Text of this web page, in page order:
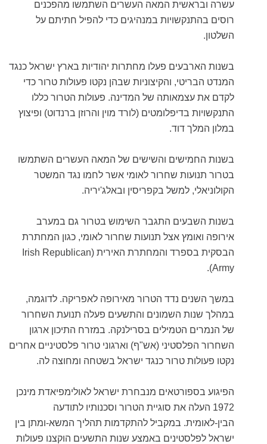
עשרה ובראשית המאה העשרים השתמשו מהפכנים
רוסים בהתנקשויות במנהיגים כדי להפיל חתיתם על
השלטון.
בשנות הארבעים פעלו מחתרות יהודיות בארץ ישראל כנגד
המנדט הבריטי, והקיצוניות שבהן נקטו פעולות טרור כדי
לקדם את עצמאותה של המדינה. פעולות הטרור כללו
התנקשויות בדיפלומטים (לורד מוין והרוזן ברנדוט) ופיצוץ
במלון המלך דוד.
בשנות החמישים והשישים של המאה העשרים השתמשו
בטרור תנועות שחרור לאומי אשר לחמו נגד המשטר
הקולוניאלי, למשל בקפריסין ובאלג'יריה.
בשנות השבעים התגבר השימוש בטרור גם במערב
אירופה ואומץ אצל תנועות שחרור לאומי, כגון המחתרת
הבסקית בספרד והמחתרת האירית (Irish Republican
Army).
במשך השנים נדד הטרור מאירופה לאפריקה. לדוגמה,
במהלך שנות השמונים והתשעים פעלה תנועת השחרור
של הנמרים הטמילים בסרילנקה. במזרח התיכון ארגון
השחרור הפלסטיני (אש"ף) וארגוני טרור פלסטיניים אחרים
נקטו פעולות טרור כנגד ישראל בשטחה ומחוצה לה.
הפיגוע בספורטאים מנבחרת ישראל לאולימפיאדת מינכן
1972 העלה את סוגיית הטרור וסכנותיו לתודעה
הבין-לאומית. במקביל להתקדמות תהליך המשא-ומתן בין
ישראל לפלסטינים באמצע שנות התשעים הוקצנו פעולות